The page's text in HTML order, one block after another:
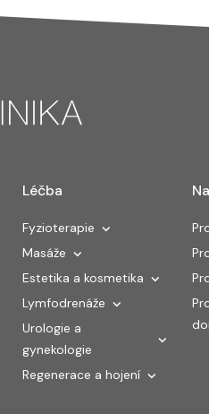
Léčba
Fyzioterapie
Masáže
Estetika a kosmetika
Lymfodrenáže
Urologie a
gynekologie
Regenerace a hojení